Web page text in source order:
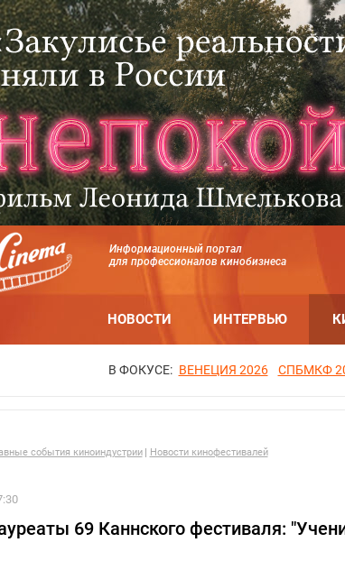
Информационный портал
для профессионалов кинобизнеса
НОВОСТИ ИНТЕРВЬЮ
В ФОКУСЕ: ВЕНЕЦИЯ 2026 СПБМКФ
события киноиндустрии Новости кинофестивалей
69 Каннского фестиваля: